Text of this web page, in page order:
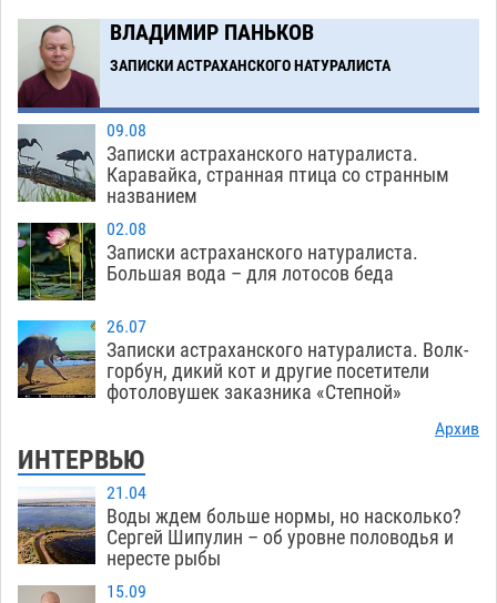
ВЛАДИМИР ПАНЬКОВ
ЗАПИСКИ АСТРАХАНСКОГО НАТУРАЛИСТА
09.08
Записки астраханского натуралиста.
Каравайка, странная птица со странным
названием
02.08
Записки астраханского натуралиста.
Большая вода – для лотосов беда
26.07
Записки астраханского натуралиста. Волк-
горбун, дикий кот и другие посетители
фотоловушек заказника «Степной»
Архив
ИНТЕРВЬЮ
21.04
Воды ждем больше нормы, но насколько?
Сергей Шипулин – об уровне половодья и
нересте рыбы
15.09